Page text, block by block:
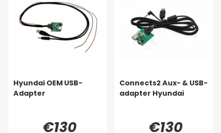
Hyundai OEM USB-
Adapter
€130
Connects2 Aux- & USB-
adapter Hyundai
€130